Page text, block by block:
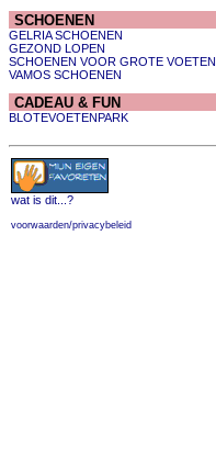
SCHOENEN
GELRIA SCHOENEN
GEZOND LOPEN
SCHOENEN VOOR GROTE VOETEN
VAMOS SCHOENEN
CADEAU & FUN
BLOTEVOETENPARK
wat is dit ...?
voorwaarden/privacybeleid